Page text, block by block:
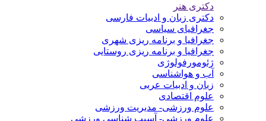
دکتری هنر
دکتری زبان و ادبیات فارسی
جغرافیای سیاسی
جغرافیا و برنامه ریزی شهری
جغرافیا و برنامه ریزی روستایی
ژئومورفولوژی
آب و هواشناسی
زبان و ادبیات عربی
علوم اقتصادی
علوم ورزشی- مدیریت ورزشی
علوم ورزشی- آسیب شناسی ورزشی